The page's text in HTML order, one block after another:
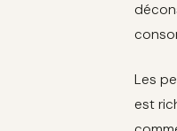
Les
est